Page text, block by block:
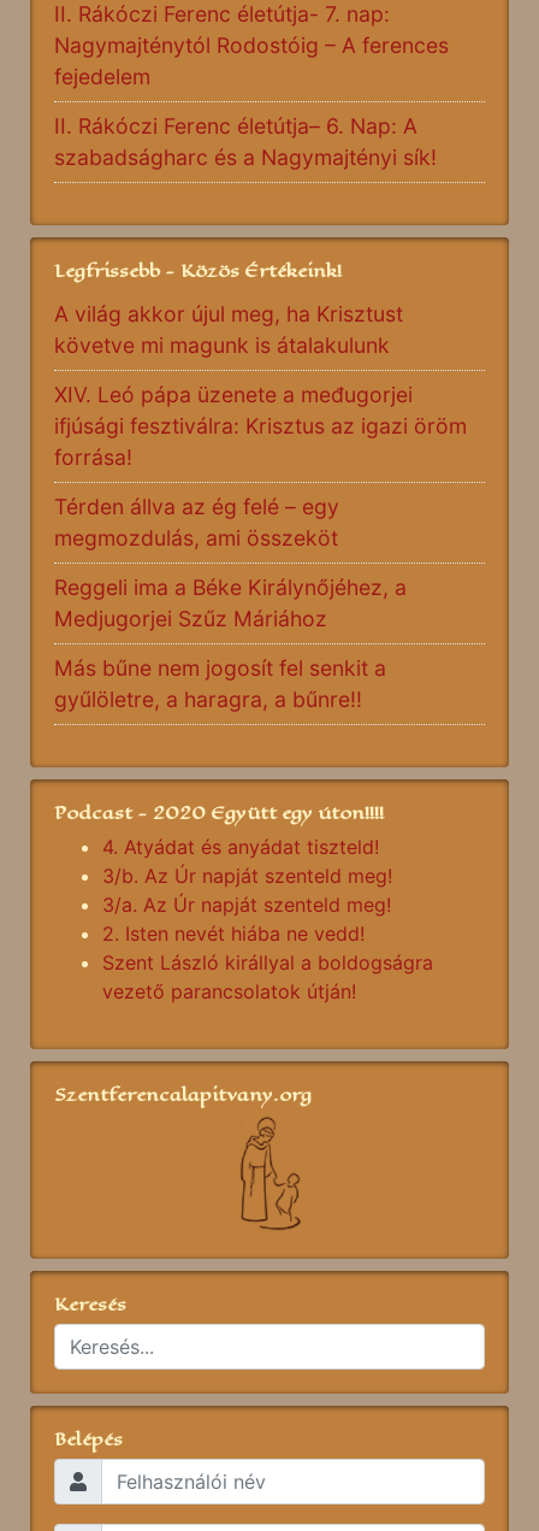
II. Rákóczi Ferenc életútja- 7. nap:
Nagymajténytól Rodostóig – A ferences
fejedelem
II. Rákóczi Ferenc életútja– 6. Nap: A
szabadságharc és a Nagymajtényi sík!
Legfrissebb - Közös Értékeink!
A világ akkor újul meg, ha Krisztust
követve mi magunk is átalakulunk
XIV. Leó pápa üzenete a međugorjei
ifjúsági fesztiválra: Krisztus az igazi öröm
forrása!
Térden állva az ég felé – egy
megmozdulás, ami összeköt
Reggeli ima a Béke Királynőjéhez, a
Medjugorjei Szűz Máriához
Más bűne nem jogosít fel senkit a
gyűlöletre, a haragra, a bűnre!!
Podcast - 2020 Együtt egy úton!!!!
4. Atyádat és anyádat tiszteld!
3/b. Az Úr napját szenteld meg!
3/a. Az Úr napját szenteld meg!
2. Isten nevét hiába ne vedd!
Szent László királlyal a boldogságra
vezető parancsolatok útján!
Szentferencalapitvany.org
Keresés
Belépés